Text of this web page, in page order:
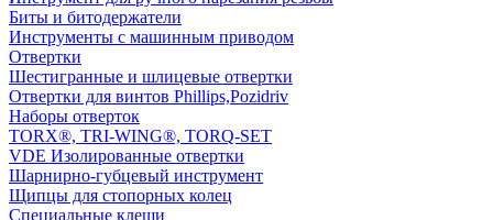
Биты и битодержатели
Инструменты с машинным приводом
Отвертки
Шестигранные и шлицевые отвертки
Отвертки для винтов Phillips,Pozidriv
Наборы отверток
TORX®, TRI-WING®, TORQ-SET
VDE Изолированные отвертки
Шарнирно-губцевый инструмент
Щипцы для стопорных колец
Специальные клещи